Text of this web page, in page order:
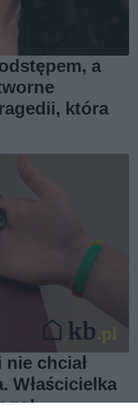
a
która
nie chciał
Właścicielka